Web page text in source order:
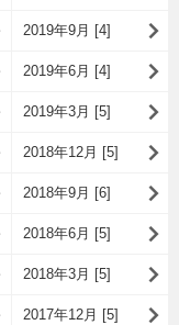
2019年9月 [4]
2019年6月 [4]
2019年3月 [5]
2018年12月 [5]
2018年9月 [6]
2018年6月 [5]
2018年3月 [5]
2017年12月 [5]